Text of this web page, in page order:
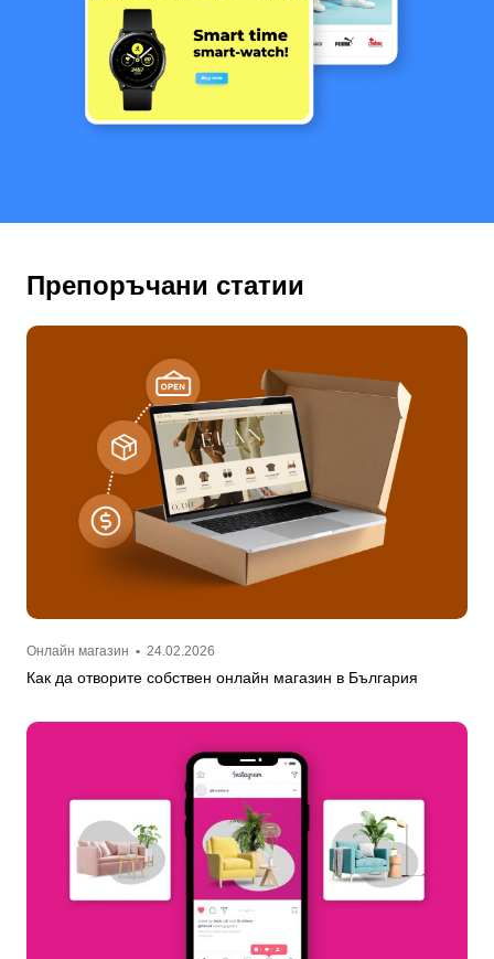
Препоръчани статии
Онлайн магазин • 24.02.2026
Как да отворите собствен онлайн магазин в България